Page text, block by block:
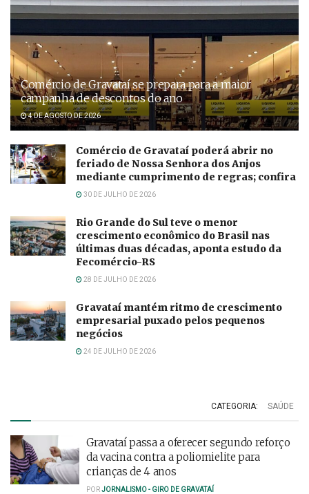
Comércio de Gravataí se prepara para a maior
campanha de descontos do ano
4 DE AGOSTO DE 2026
Comércio de Gravataí poderá abrir no
feriado de Nossa Senhora dos Anjos
mediante cumprimento de regras; confira
30 DE JULHO DE 2026
Rio Grande do Sul teve o menor
crescimento econômico do Brasil nas
últimas duas décadas, aponta estudo da
Fecomércio-RS
28 DE JULHO DE 2026
Gravataí mantém ritmo de crescimento
empresarial puxado pelos pequenos
negócios
24 DE JULHO DE 2026
CATEGORIA: SAÚDE
Gravataí passa a oferecer segundo reforço
da vacina contra a poliomielite para
crianças de 4 anos
PORJORNALISMO - GIRO DE GRAVATAÍ